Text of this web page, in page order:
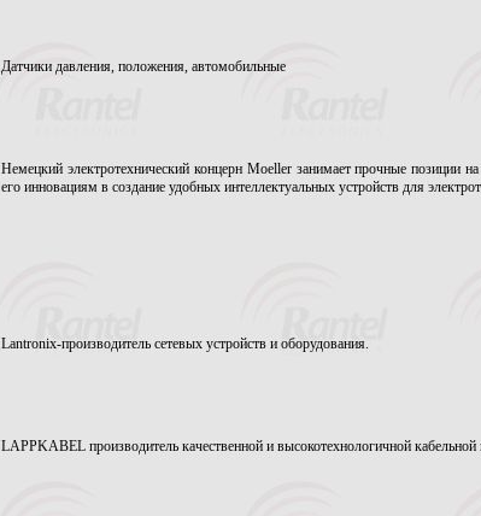
Датчики давления, положения, автомобильные
Немецкий электротехнический концерн Moeller занимает прочные
его инновациям в создание удобных интеллектуальных устройств для
Lantronix-производитель сетевых устройств и оборудования.
LAPPKABEL производитель качественной и высокотехнологичной кабельной